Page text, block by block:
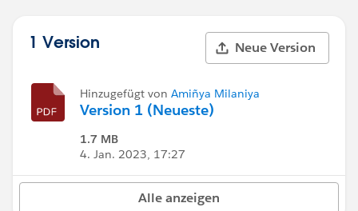
1 Version Neue Version
Hinzugefügt von Amiñya Milaniya
Version 1 (Neueste)
1.7 MB
4. Jan. 2023, 17:27
Alle anzeigen